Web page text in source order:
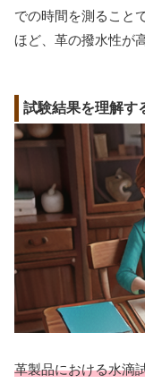
での時間を測ること
ほど、革の撥水性が
試験結果を理解す
革製品における水滴